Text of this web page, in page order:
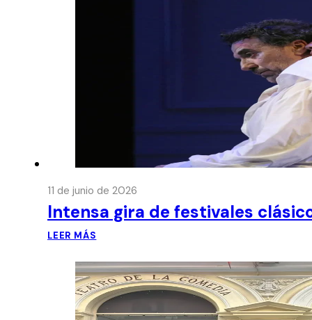
11 de junio de 2026
Intensa gira de festivales
LEER MÁS